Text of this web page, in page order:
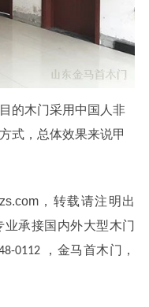
木门采用中国人非
式，总体效果来说甲
，转载请注明出
承接国内外大型木门
0112
，金马首木门，